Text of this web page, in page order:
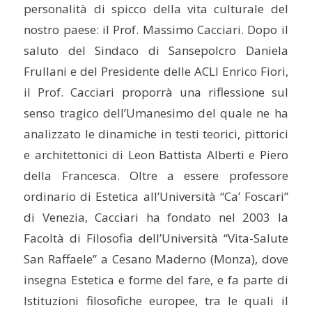
personalità di spicco della vita culturale del
nostro paese: il Prof. Massimo Cacciari. Dopo il
saluto del Sindaco di Sansepolcro Daniela
Frullani e del Presidente delle ACLI Enrico Fiori,
il Prof. Cacciari proporrà una riflessione sul
senso tragico dell’Umanesimo del quale ne ha
analizzato le dinamiche in testi teorici, pittorici
e architettonici di Leon Battista Alberti e Piero
della Francesca. Oltre a essere professore
ordinario di Estetica all’Università “Ca’ Foscari”
di Venezia, Cacciari ha fondato nel 2003 la
Facoltà di Filosofia dell’Università “Vita-Salute
San Raffaele” a Cesano Maderno (Monza), dove
insegna Estetica e forme del fare, e fa parte di
Istituzioni filosofiche europee, tra le quali il